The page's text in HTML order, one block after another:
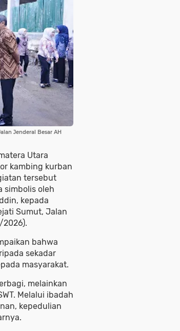
Jenderal Besar AH
Utara
kambing kurban
tersebut
simbolis oleh
kepada
Sumut, Jalan
2026).
bahwa
sekadar
masyarakat.
melainkan
Melalui ibadah
kepedulian